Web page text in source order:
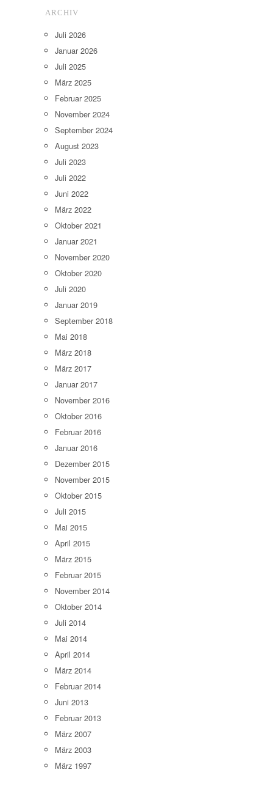
ARCHIV
Juli 2026
Januar 2026
Juli 2025
März 2025
Februar 2025
November 2024
September 2024
August 2023
Juli 2023
Juli 2022
Juni 2022
März 2022
Oktober 2021
Januar 2021
November 2020
Oktober 2020
Juli 2020
Januar 2019
September 2018
Mai 2018
März 2018
März 2017
Januar 2017
November 2016
Oktober 2016
Februar 2016
Januar 2016
Dezember 2015
November 2015
Oktober 2015
Juli 2015
Mai 2015
April 2015
März 2015
Februar 2015
November 2014
Oktober 2014
Juli 2014
Mai 2014
April 2014
März 2014
Februar 2014
Juni 2013
Februar 2013
März 2007
März 2003
März 1997